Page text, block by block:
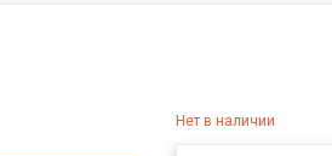
Нет в наличии